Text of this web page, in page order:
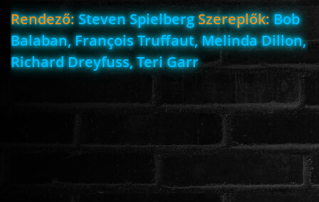
Rendező:Steven SpielbergSzereplők:Bob
Balaban, François Truffaut, Melinda Dillon,
Richard Dreyfuss, Teri Garr